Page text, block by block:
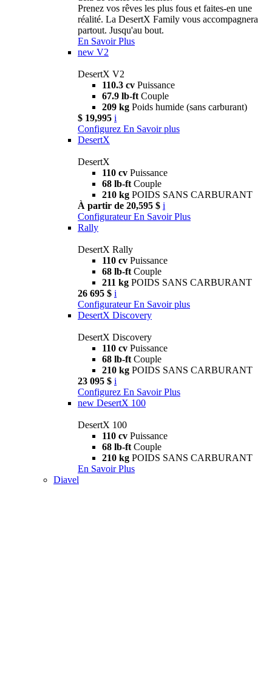
Prenez vos rêves les plus fous et faites-en une
réalité. La DesertX Family vous accompagnera
partout. Jusqu'au bout.
En Savoir Plus
new V2
DesertX V2
110.3 cv Puissance
67.9 lb-ft Couple
209 kg Poids humide (sans carburant)
$ 19,995 i
Configurez En Savoir plus
DesertX
DesertX
110 cv Puissance
68 lb-ft Couple
210 kg POIDS SANS CARBURANT
À partir de 20,595 $ i
Configurateur En Savoir Plus
Rally
DesertX Rally
110 cv Puissance
68 lb-ft Couple
211 kg POIDS SANS CARBURANT
26 695 $ i
Configurateur En Savoir plus
DesertX Discovery
DesertX Discovery
110 cv Puissance
68 lb-ft Couple
210 kg POIDS SANS CARBURANT
23 095 $ i
Configurez En Savoir Plus
new DesertX 100
DesertX 100
110 cv Puissance
68 lb-ft Couple
210 kg POIDS SANS CARBURANT
En Savoir Plus
Diavel